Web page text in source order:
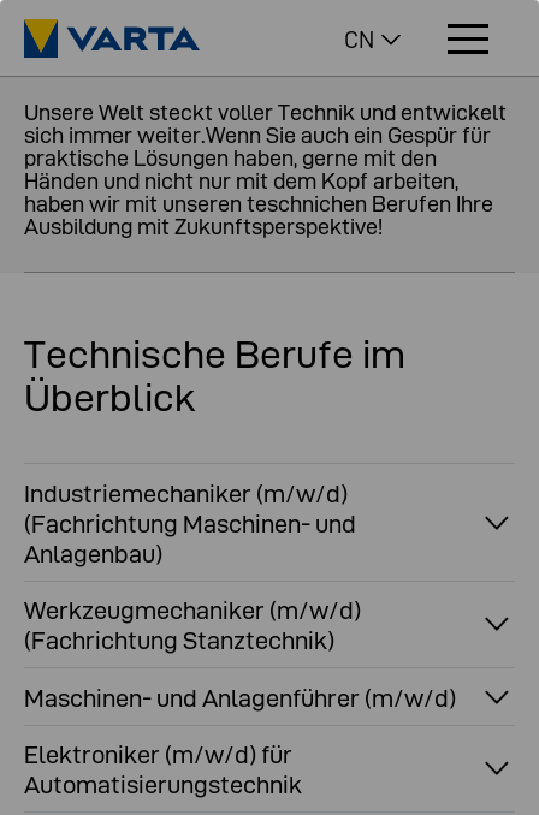
CN
Unsere Welt steckt voller Technik und entwickelt
sich immer weiter.Wenn Sie auch ein Gespür für
praktische Lösungen haben, gerne mit den
Händen und nicht nur mit dem Kopf arbeiten,
haben wir mit unseren teschnichen Berufen Ihre
Ausbildung mit Zukunftsperspektive!
Technische Berufe im
Überblick
Industriemechaniker (m/w/d)
(Fachrichtung Maschinen- und
Anlagenbau)
Werkzeugmechaniker (m/w/d)
(Fachrichtung Stanztechnik)
Maschinen- und Anlagenführer (m/w/d)
Elektroniker (m/w/d) für
Automatisierungstechnik